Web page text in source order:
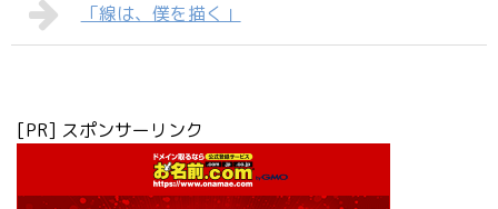
「線は、僕を描く」
[PR] スポンサーリンク